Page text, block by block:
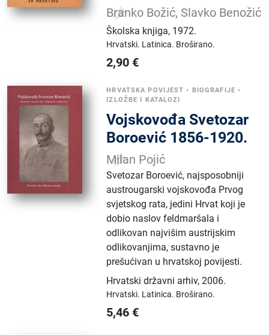
Branko Božić, Slavko Benožić
Školska knjiga, 1972.
Hrvatski. Latinica. Broširano.
2,90 €
HRVATSKA POVIJEST • BIOGRAFIJE •
IZLOŽBE I KATALOZI
Vojskovođa Svetozar
Boroević 1856-1920.
Milan Pojić
Svetozar Boroević, najsposobniji
austrougarski vojskovođa Prvog
svjetskog rata, jedini Hrvat koji je
dobio naslov feldmaršala i
odlikovan najvišim austrijskim
odlikovanjima, sustavno je
prešućivan u hrvatskoj povijesti.
Hrvatski državni arhiv,2006.
Hrvatski. Latinica. Broširano.
5,46 €